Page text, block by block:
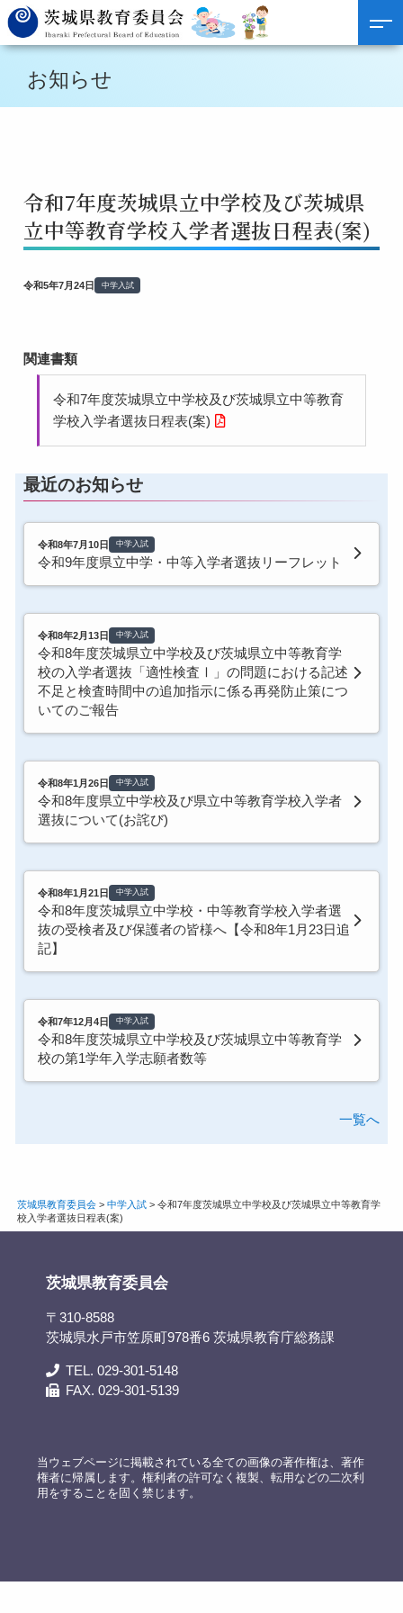
お知らせ
令和7年度茨城県立中学校及び茨城県
立中等教育学校入学者選抜日程表(案)
令和5年7月24日 中学入試
関連書類
令和7年度茨城県立中学校及び茨城県立中等教育
学校入学者選抜日程表(案)
最近のお知らせ
令和8年7月10日 中学入試
令和9年度県立中学・中等入学者選抜リーフレット
令和8年2月13日 中学入試
令和8年度茨城県立中学校及び茨城県立中等教育学
校の入学者選抜「適性検査Ⅰ」の問題における記述
不足と検査時間中の追加指示に係る再発防止策につ
いてのご報告
令和8年1月26日 中学入試
令和8年度県立中学校及び県立中等教育学校入学者
選抜について(お詫び)
令和8年1月21日 中学入試
令和8年度茨城県立中学校・中等教育学校入学者選
抜の受検者及び保護者の皆様へ【令和8年1月23日追
記】
令和7年12月4日 中学入試
令和8年度茨城県立中学校及び茨城県立中等教育学
校の第1学年入学志願者数等
一覧へ
茨城県教育委員会> 中学入試> 令和7年度茨城県立中学校及び茨城県立中等教育学
校入学者選抜日程表(案)
茨城県教育委員会
〒310-8588
茨城県水戸市笠原町978番6 茨城県教育庁総務課
TEL. 029-301-5148
FAX. 029-301-5139
当ウェブページに掲載されている全ての画像の著作権は、著作
権者に帰属します。権利者の許可なく複製、転用などの二次利
用をすることを固く禁じます。